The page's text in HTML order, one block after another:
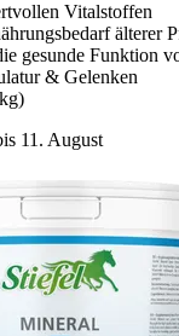
Vitalstoffen
älterer
gesunde Funktion
& Gelenken
11. August